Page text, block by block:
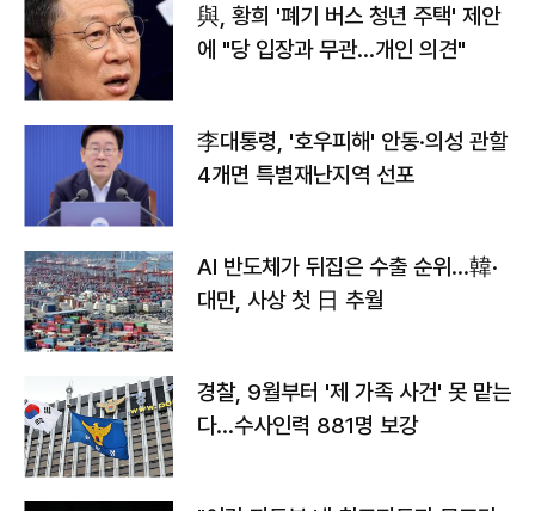
與, 황희 '폐기 버스 청년 주택' 제안
에 "당 입장과 무관…개인 의견"
李대통령, '호우피해' 안동·의성 관할
4개면 특별재난지역 선포
AI 반도체가 뒤집은 수출 순위…韓·
대만, 사상 첫 日 추월
경찰, 9월부터 '제 가족 사건' 못 맡는
다…수사인력 881명 보강